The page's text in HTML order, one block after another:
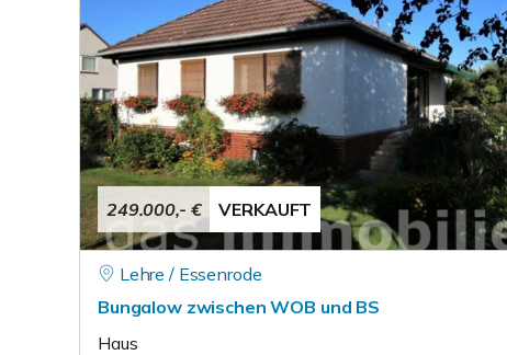
249.000,- € VERKAUFT
Lehre / Essenrode
Bungalow zwischen WOB und BS
Haus